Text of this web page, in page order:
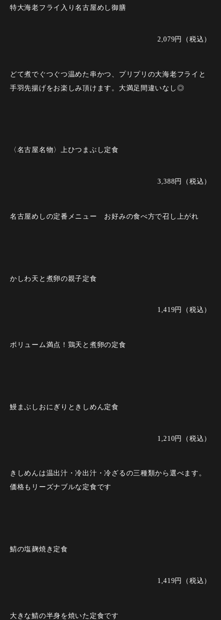
特大海老フライ入り名古屋めし御膳
2,079円（税込）
どて煮でぐつぐつ温めた串かつ、プリプリの大海老フライと
手羽先揚げをお楽しみ頂けます。大満足間違いなし◎
〈名古屋名物〉上ひつまぶし定食
3,388円（税込）
名古屋めしの定番メニュー お好みの食べ方で召し上がれ
かしわ天と煮卵の親子定食
1,419円（税込）
ボリューム満点！鶏天と煮卵の定食
鰻まぶしおにぎりときしめん定食
1,210円（税込）
きしめんは温出汁・冷出汁・冷ざるの三種類から選べます。
価格もリーズナブルな定食です
鯖の塩麹焼き定食
1,419円（税込）
大きな鯖の半身を焼いた定食です